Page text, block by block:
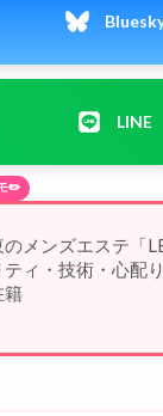
LINE
✏️
メンズエステ「
ィ・技術・心配
する完全予約制の